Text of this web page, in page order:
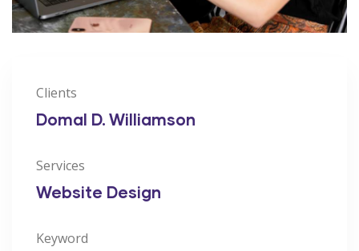
Clients
Domal D. Williamson
Services
Website Design
Keyword